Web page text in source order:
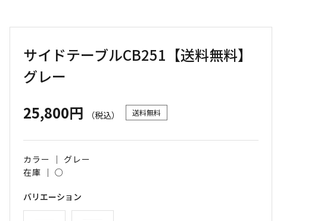
サイドテーブルCB251【送料無料】
グレー
25,800円
（税込） 送料無料
カラー ｜ グレー
在庫 ｜○
バリエーション